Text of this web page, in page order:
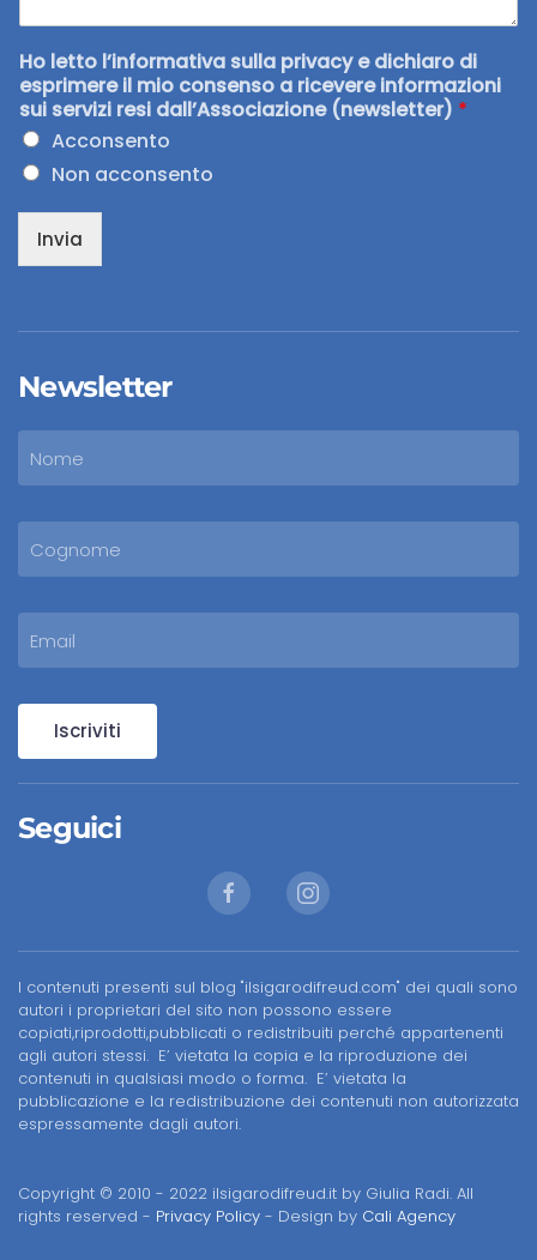
Ho letto l’informativa sulla privacy e dichiaro di
esprimere il mio consenso a ricevere informazioni
sui servizi resi dall’Associazione (newsletter) *
Acconsento
Non acconsento
Invia
Newsletter
Iscriviti
Seguici
I contenuti presenti sul blog "ilsigarodifreud.com" dei quali sono
autori i proprietari del sito non possono essere
copiati,riprodotti,pubblicati o redistribuiti perché appartenenti
agli autori stessi. E’ vietata la copia e la riproduzione dei
contenuti in qualsiasi modo o forma. E’ vietata la
pubblicazione e la redistribuzione dei contenuti non autorizzata
espressamente dagli autori.
Copyright © 2010 - 2022 ilsigarodifreud.it by Giulia Radi. All
rights reserved - Privacy Policy - Design by Cali Agency